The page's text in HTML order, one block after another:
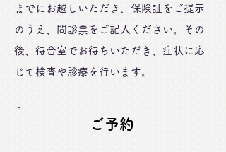
までにお越しいただき、保険証をご提示
のうえ、問診票をご記入ください。その
後、待合室でお待ちいただき、症状に応
じて検査や診療を行います。
ご予約